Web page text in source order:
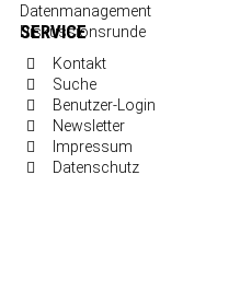
Datenmanagement
Diskussionsrunde
SERVICE
Kontakt
Suche
Benutzer-Login
Newsletter
Impressum
Datenschutz